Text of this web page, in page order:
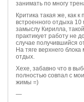
занимать по многу
Критика такая же, как
встроенного отдыха
замыслу Кирилла,
практикует работу не
случае получившийся
На тяге верхнего
отдых.
Хехе, забавно что в
полностью совпал с
жимы =)
—